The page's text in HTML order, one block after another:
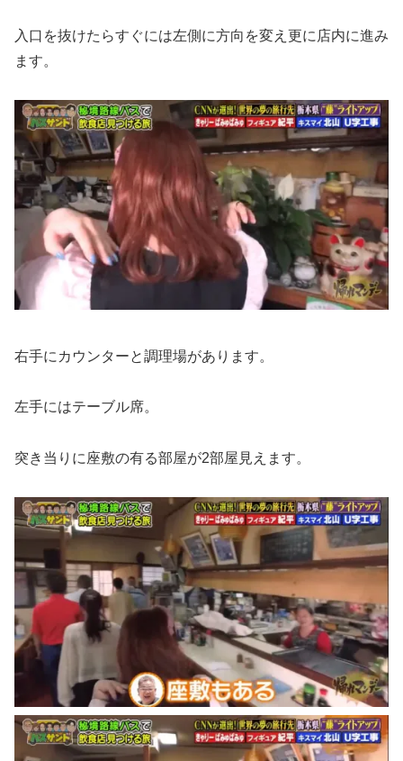
入口を抜けたらすぐには左側に方向を変え更に店内に進み
ます。
右手にカウンターと調理場があります。
左手にはテーブル席。
突き当りに座敷の有る部屋が2部屋見えます。